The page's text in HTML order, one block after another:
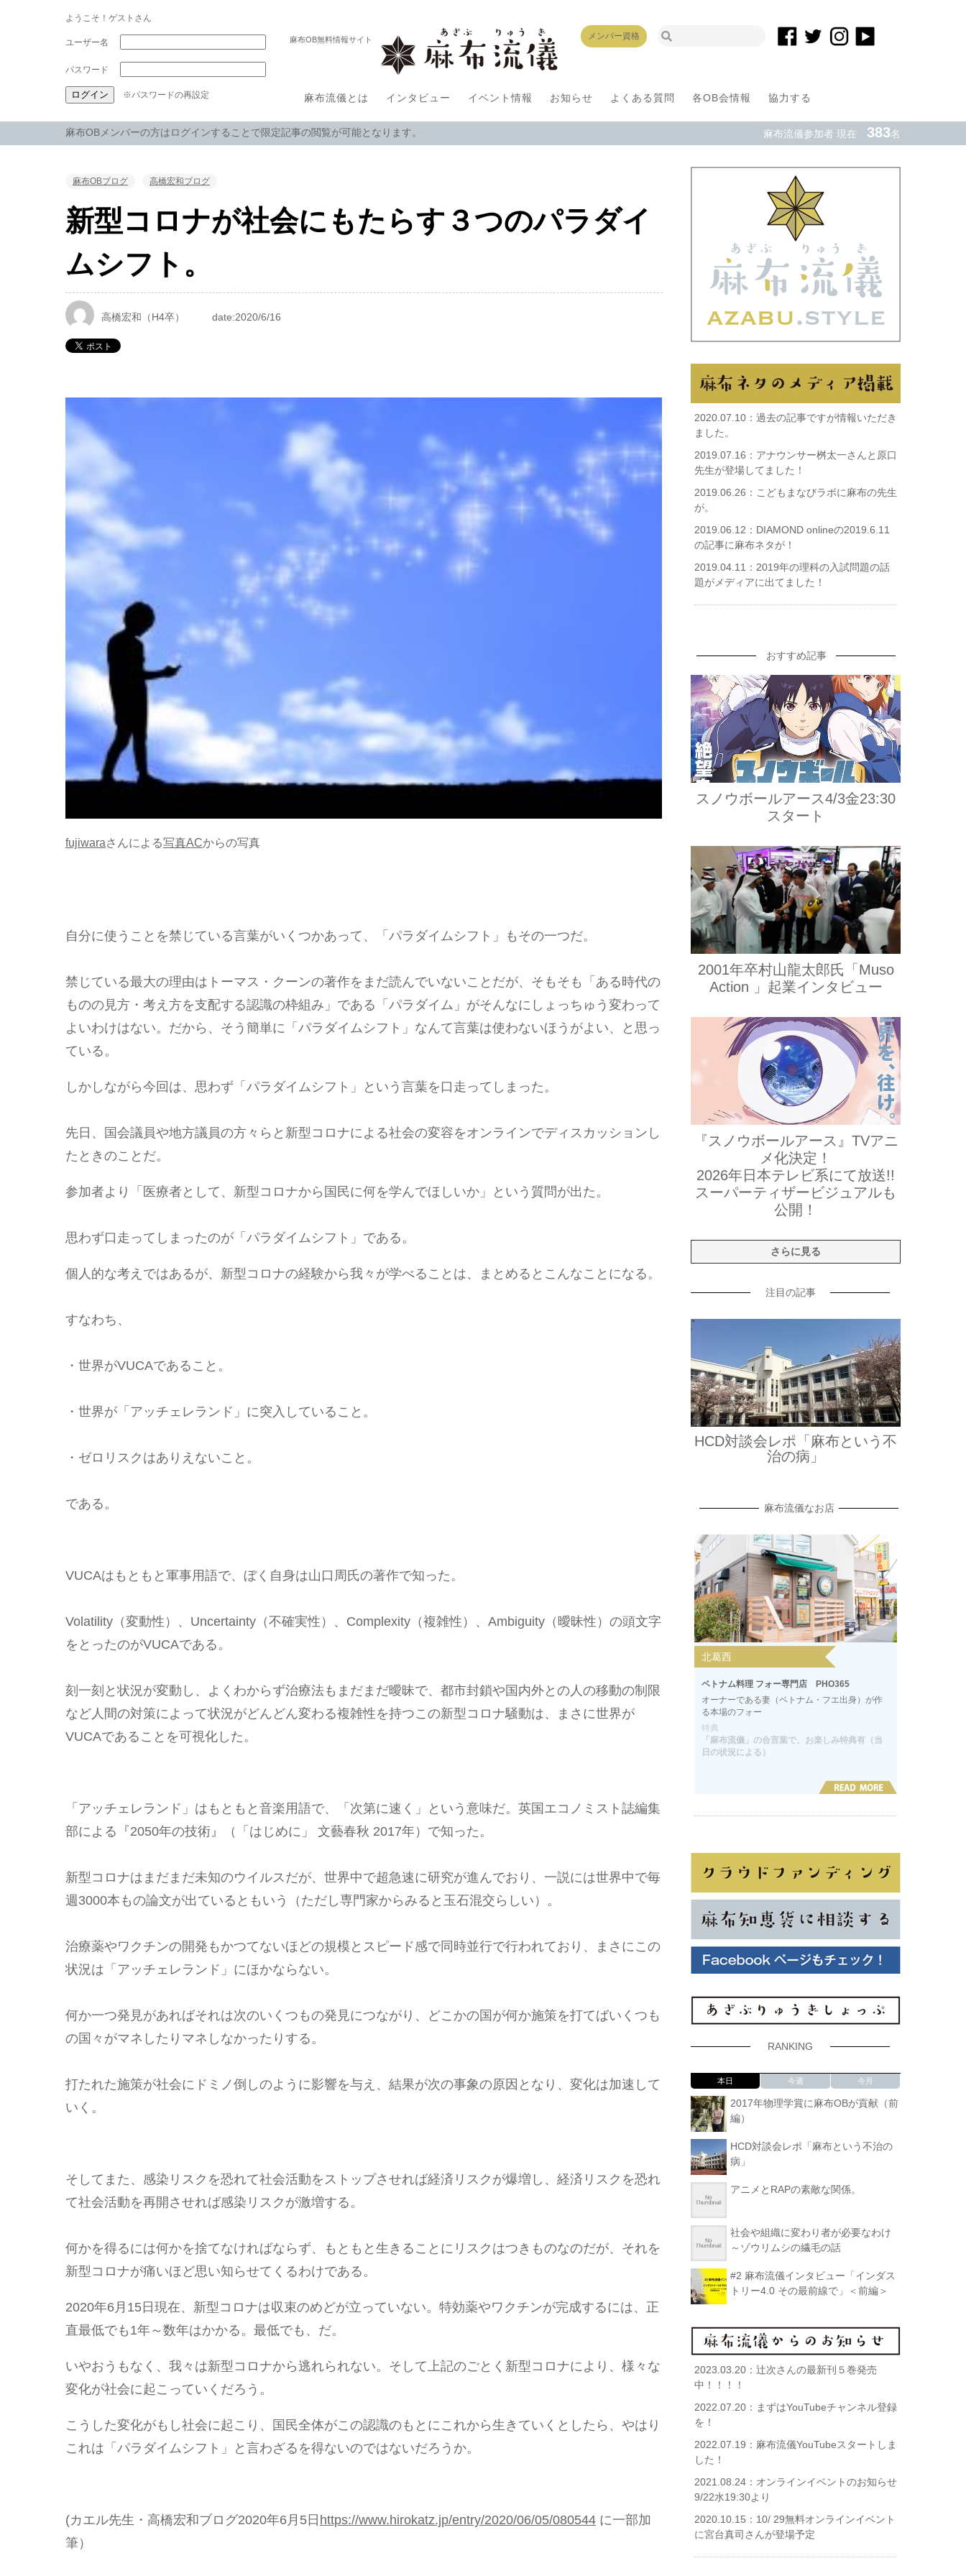
ようこそ！ゲストさん
パスワード
※パスワードの再設定
麻布OB無料情報サイト メンバー資格
麻布流儀とは インタビュー イベント情報 お知らせ よくある質問 各OB会情報 協力する
麻布OBメンバーの方はログインすることで限定記事の閲覧が可能となります。 麻布流儀参加者 現在 383名
麻布OBブログ 高橋宏和ブログ
新型コロナが社会にもたらす３つのパラダイ
ムシフト。
高橋宏和（H4卒） date:2020/6/16
fujiwaraさんによる写真ACからの写真
自分に使うことを禁じている言葉がいくつかあって、「パラダイムシフト」もその一つだ。
禁じている最大の理由はトーマス・クーンの著作をまだ読んでいないことだが、そもそも「ある時代の
ものの見方・考え方を支配する認識の枠組み」である「パラダイム」がそんなにしょっちゅう変わって
よいわけはない。だから、そう簡単に「パラダイムシフト」なんて言葉は使わないほうがよい、と思っ
ている。
しかしながら今回は、思わず「パラダイムシフト」という言葉を口走ってしまった。
先日、国会議員や地方議員の方々らと新型コロナによる社会の変容をオンラインでディスカッションし
たときのことだ。
参加者より「医療者として、新型コロナから国民に何を学んでほしいか」という質問が出た。
思わず口走ってしまったのが「パラダイムシフト」である。
個人的な考えではあるが、新型コロナの経験から我々が学べることは、まとめるとこんなことになる。
すなわち、
・世界がVUCAであること。
・世界が「アッチェレランド」に突入していること。
・ゼロリスクはありえないこと。
である。
VUCAはもともと軍事用語で、ぼく自身は山口周氏の著作で知った。
Volatility（変動性）、Uncertainty（不確実性）、Complexity（複雑性）、Ambiguity（曖昧性）の頭文字
をとったのがVUCAである。
刻一刻と状況が変動し、よくわからず治療法もまだまだ曖昧で、都市封鎖や国内外との人の移動の制限
など人間の対策によって状況がどんどん変わる複雑性を持つこの新型コロナ騒動は、まさに世界が
VUCAであることを可視化した。
「アッチェレランド」はもともと音楽用語で、「次第に速く」という意味だ。英国エコノミスト誌編集
部による『2050年の技術』（「はじめに」 文藝春秋 2017年）で知った。
新型コロナはまだまだ未知のウイルスだが、世界中で超急速に研究が進んでおり、一説には世界中で毎
週3000本もの論文が出ているともいう（ただし専門家からみると玉石混交らしい）。
治療薬やワクチンの開発もかつてないほどの規模とスピード感で同時並行で行われており、まさにこの
状況は「アッチェレランド」にほかならない。
何か一つ発見があればそれは次のいくつもの発見につながり、どこかの国が何か施策を打てばいくつも
の国々がマネしたりマネしなかったりする。
打たれた施策が社会にドミノ倒しのように影響を与え、結果が次の事象の原因となり、変化は加速して
いく。
そしてまた、感染リスクを恐れて社会活動をストップさせれば経済リスクが爆増し、経済リスクを恐れ
て社会活動を再開させれば感染リスクが激増する。
何かを得るには何かを捨てなければならず、もともと生きることにリスクはつきものなのだが、それを
新型コロナが痛いほど思い知らせてくるわけである。
2020年6月15日現在、新型コロナは収束のめどが立っていない。特効薬やワクチンが完成するには、正
直最低でも1年～数年はかかる。最低でも、だ。
いやおうもなく、我々は新型コロナから逃れられない。そして上記のごとく新型コロナにより、様々な
変化が社会に起こっていくだろう。
こうした変化がもし社会に起こり、国民全体がこの認識のもとにこれから生きていくとしたら、やはり
これは「パラダイムシフト」と言わざるを得ないのではないだろうか。
(カエル先生・高橋宏和ブログ2020年6月5日 https://www.hirokatz.jp/entry/2020/06/05/080544 に一部加
筆）
2020.07.10： 過去の記事ですが情報いただき
ました。
2019.07.16： アナウンサー桝太一さんと原口
先生が登場してました！
2019.06.26： こどもまなびラボに麻布の先生
が。
2019.06.12： DIAMOND onlineの2019.6.11
の記事に麻布ネタが！
2019.04.11： 2019年の理科の入試問題の話
題がメディアに出てました！
おすすめ記事
スノウボールアース4/3金23:30
スタート
2001年卒村山龍太郎氏「Muso
Action 」起業インタビュー
『スノウボールアース』TVアニ
メ化決定！
2026年日本テレビ系にて放送!!
スーパーティザービジュアルも
公開！
さらに見る
注目の記事
HCD対談会レポ「麻布という不
治の病」
麻布流儀なお店
北葛西
ベトナム料理 フォー専門店 PHO365
オーナーである妻（ベトナム・フエ出身）が作
る本場のフォー
特典
「麻布流儀」の合言葉で、お楽しみ特典有（当
日の状況による）
RANKING
本日 今週 今月
2017年物理学賞に麻布OBが貢献（前
編）
HCD対談会レポ「麻布という不治の
病」
アニメとRAPの素敵な関係。
社会や組織に変わり者が必要なわけ
～ゾウリムシの繊毛の話
#2 麻布流儀インタビュー「インダス
トリー4.0 その最前線で」＜前編＞
2023.03.20： 辻次さんの最新刊５巻発売
中！！！！
2022.07.20： まずはYouTubeチャンネル登録
を！
2022.07.19： 麻布流儀YouTubeスタートしま
した！
2021.08.24： オンラインイベントのお知らせ
9/22水19:30より
2020.10.15： 10/ 29無料オンラインイベント
に宮台真司さんが登場予定